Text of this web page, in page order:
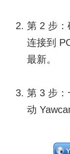
第 2 步：
连接到
最新。
第 3 步：
动